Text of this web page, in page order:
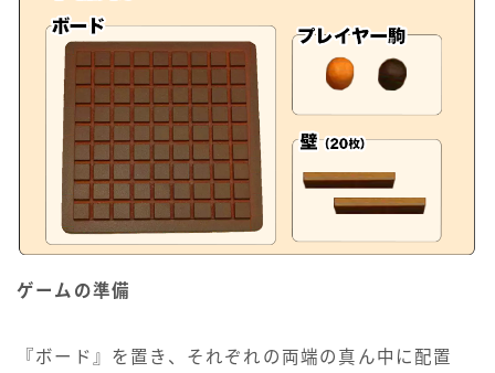
ゲームの準備
『ボード』を置き、それぞれの両端の真ん中に配置